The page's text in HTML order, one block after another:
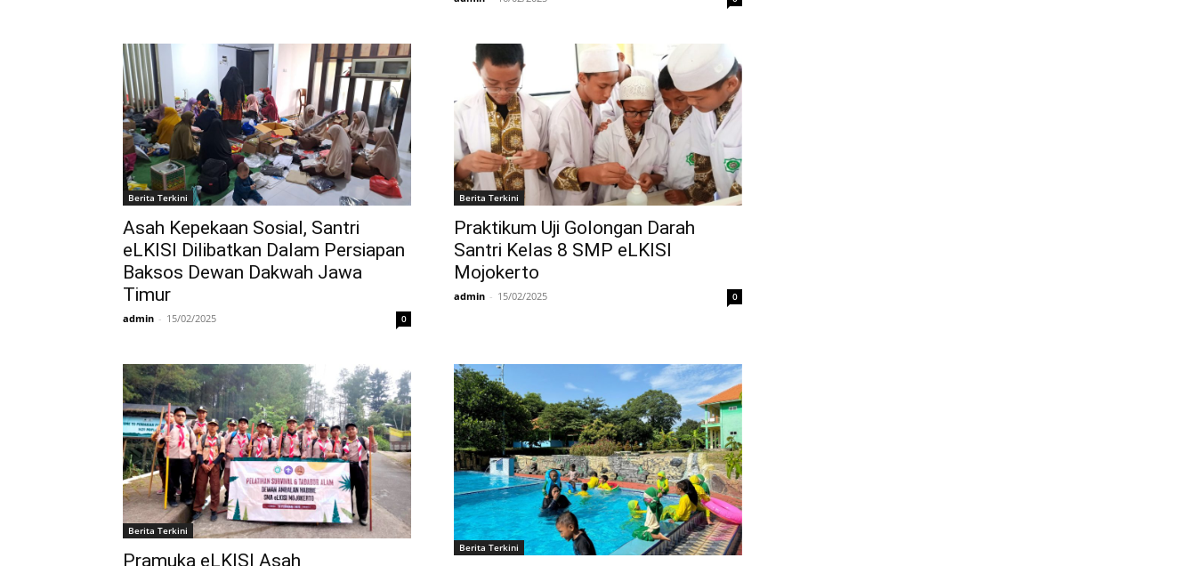
Berita Terkini
Asah Kepekaan Sosial, Santri
eLKISI Dilibatkan Dalam Persiapan
Baksos Dewan Dakwah Jawa
Timur
admin - 15/02/2025 0
Berita Terkini
Praktikum Uji Golongan Darah
Santri Kelas 8 SMP eLKISI
Mojokerto
admin - 15/02/2025 0
Berita Terkini
Pramuka eLKISI Asah
Berita Terkini